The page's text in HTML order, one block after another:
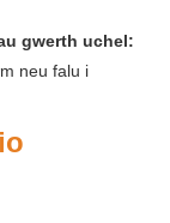
gwerth uchel:
neu falu i